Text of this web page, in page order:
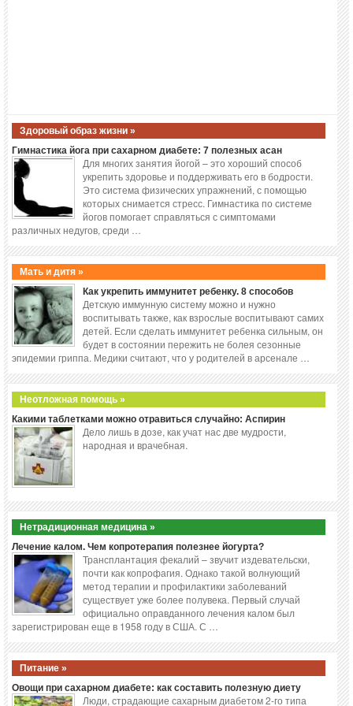
Здоровый образ жизни »
Гимнастика йога при сахарном диабете: 7 полезных асан
Для многих занятия йогой – это хороший способ
укрепить здоровье и поддерживать его в бодрости.
Это система физических упражнений, с помощью
которых снимается стресс. Гимнастика по системе
йогов помогает справляться с симптомами
различных недугов, среди …
Мать и дитя »
Как укрепить иммунитет ребенку. 8 способов
Детскую иммунную систему можно и нужно
воспитывать также, как взрослые воспитывают самих
детей. Если сделать иммунитет ребенка сильным, он
будет в состоянии пережить не болея сезонные
эпидемии гриппа. Медики считают, что у родителей в арсенале …
Неотложная помощь »
Какими таблетками можно отравиться случайно: Аспирин
Дело лишь в дозе, как учат нас две мудрости,
народная и врачебная.
Нетрадиционная медицина »
Лечение калом. Чем копротерапия полезнее йогурта?
Трансплантация фекалий – звучит издевательски,
почти как копрофагия. Однако такой волнующий
метод терапии и профилактики заболеваний
существует уже более полувека. Первый случай
официально оправданного лечения калом был
зарегистрирован еще в 1958 году в США. С …
Питание »
Овощи при сахарном диабете: как составить полезную диету
Люди, страдающие сахарным диабетом 2-го типа